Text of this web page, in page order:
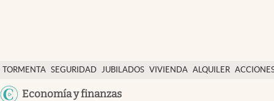
TORMENTA SEGURIDAD JUBILADOS VIVIENDA ALQUILER
Economía y finanzas
Economía y finanzas
Política